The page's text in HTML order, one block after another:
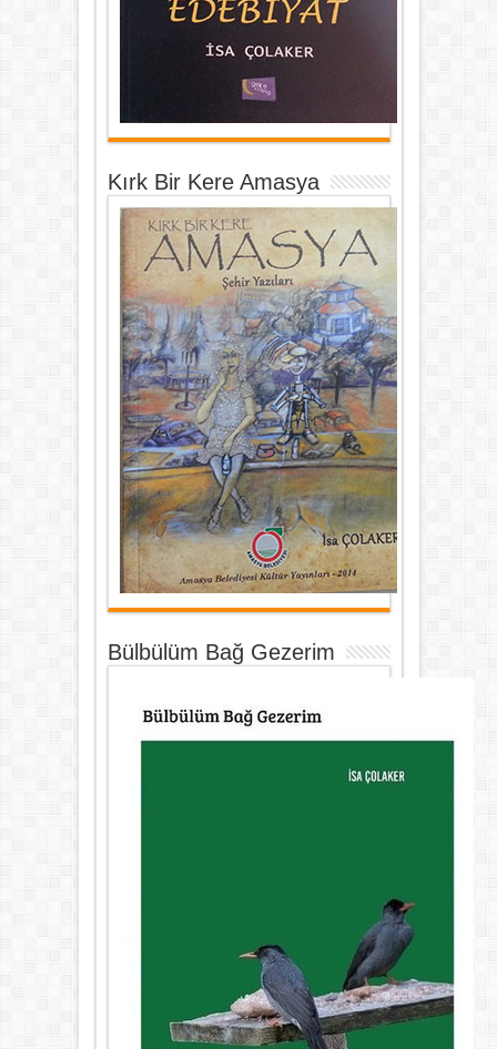
Kırk Bir Kere Amasya
Bülbülüm Bağ Gezerim